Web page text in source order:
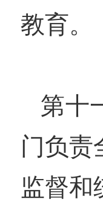
教育。
第十
门负责
监督和